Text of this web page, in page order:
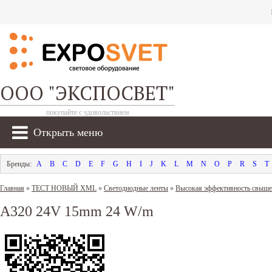
ООО "ЭКСПОСВЕТ"
покупайте с удовольствием
Открыть меню
A B C D E F G H I J K L M N O P R S T
Главная » ТЕСТ НОВЫЙ XML » Светодиодные ленты » Высокая эффективность
A320 24V 15mm 24 W/m